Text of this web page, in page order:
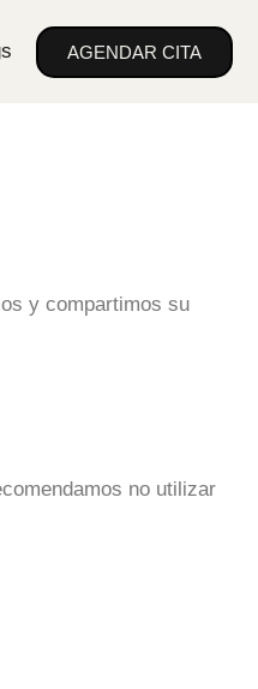
AGENDAR CITA
y compartimos su
no utilizar